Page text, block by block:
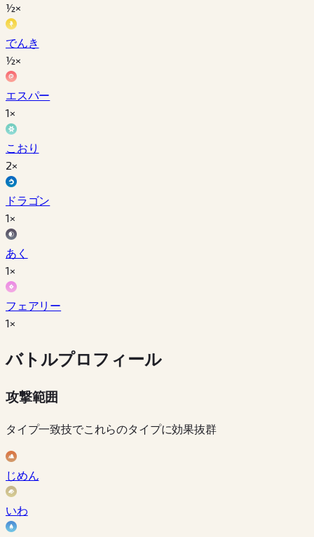
½×
でんき
½×
エスパー
1×
こおり
2×
ドラゴン
1×
あく
1×
フェアリー
1×
バトルプロフィール
攻撃範囲
タイプ一致技でこれらのタイプに効果抜群
じめん
いわ